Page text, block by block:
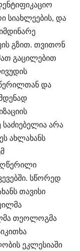
სიახლეების, და
გზით. თვითონ
გაცილებით
და
არა
ახლახანს
სწორედ
თავისი
თეოლოგმა
ეკლესიაში